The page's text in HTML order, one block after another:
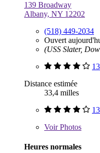
139 Broadway
Albany, NY 12202
(518) 449-2034
Ouvert
(USS Slater,
Distance estimée
33,4 milles
VoirPhotos
Heures normales